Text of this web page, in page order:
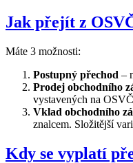
Jak přejít z
Máte 3 možnosti:
Postupný přechod –
Prodej obchodního
vystavených na
Vklad obchodního
znalcem. Složitější
Kdy se vyplatí